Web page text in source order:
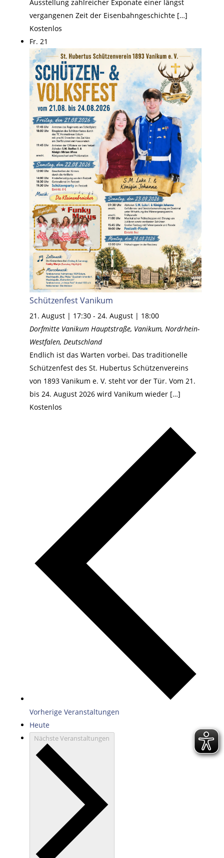
Ausstellung zahlreicher Exponate einer längst
vergangenen Zeit der Eisenbahngeschichte […]
Kostenlos
Fr. 21
Schützenfest Vanikum
21. August | 17:30- 24. August | 18:00
Dorfmitte Vanikum Hauptstraße, Vanikum, Nordrhein-
Westfalen, Deutschland
Endlich ist das Warten vorbei. Das traditionelle
Schützenfest des St. Hubertus Schützenvereins
von 1893 Vanikum e. V. steht vor der Tür. Vom 21.
bis 24. August 2026 wird Vanikum wieder […]
Kostenlos
Vorherige Veranstaltungen
Heute
NächsteVeranstaltungen